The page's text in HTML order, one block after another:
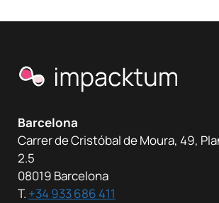
Barcelona
Carrer de Cristóbal de Moura, 49,
2.5
08019 Barcelona
T. +34 933 686 411